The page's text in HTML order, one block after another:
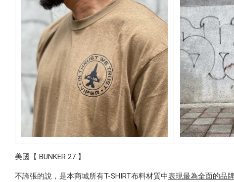
美國【 BUNKER 27 】
不誇張的說，是本商城所有T-SHIRT布料材質中表現最為全面的品